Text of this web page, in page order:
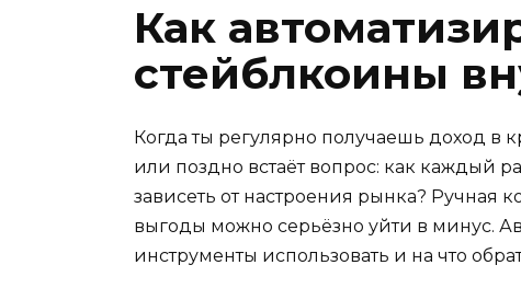
Как
стейблкоины
Когда ты регулярно получаешь доход в
или поздно встаёт вопрос: как каждый
зависеть от настроения рынка? Ручная
выгоды можно серьёзно уйти в минус.
инструменты использовать и на что